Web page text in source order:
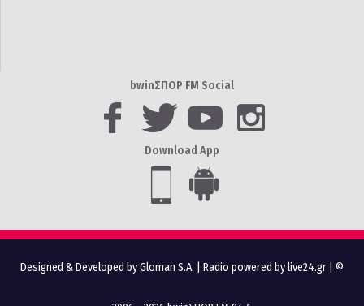
bwinΣΠΟΡ FM Social
Download App
Designed & Developed by Gloman S.A. Radio powered by live24.gr | ©